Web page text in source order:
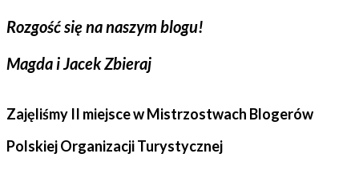
Rozgość się na naszym blogu!
Magda i Jacek Zbieraj
Zajęliśmy II miejsce w Mistrzostwach Blogerów
Polskiej Organizacji Turystycznej